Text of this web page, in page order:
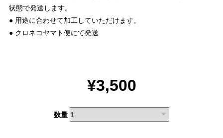
状態で発送します。
● 用途に合わせて加工していただけます。
● クロネコヤマト便にて発送
¥3,500
数量